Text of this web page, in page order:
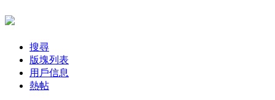
搜尋
版塊列表
用戶信息
熱帖